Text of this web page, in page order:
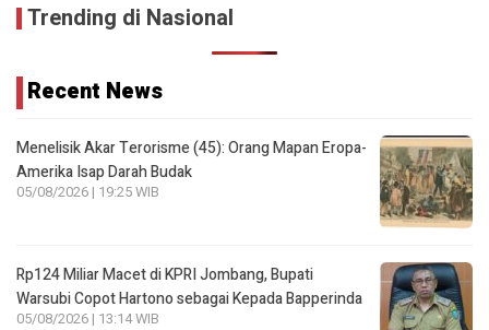
Trending di Nasional
Recent News
Menelisik Akar Terorisme (45): Orang Mapan Eropa-
Amerika Isap Darah Budak
05/08/2026 | 19:25 WIB
Rp124 Miliar Macet di KPRI Jombang, Bupati
Warsubi Copot Hartono sebagai Kepada Bapperinda
05/08/2026 | 13:14 WIB